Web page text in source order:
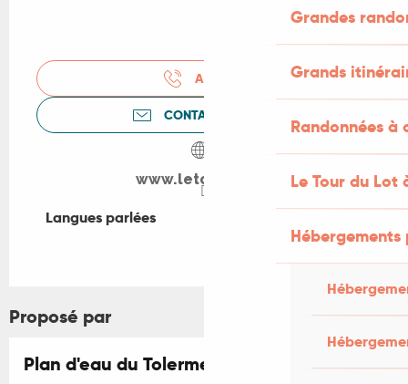
Grandes
Grands
Randonnées
Le Tour du Lot
APPELER
CONTACTEZ-NOUS
www.letolerme.fr
Langues parlées
Langues parlées
Proposé par
Plan d'eau du Tolerme